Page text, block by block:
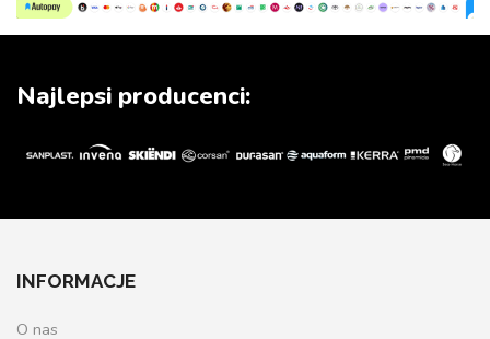
Najlepsi producenci:
INFORMACJE
O nas